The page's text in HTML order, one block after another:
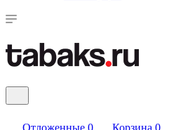
Отложенные 0 Корзина 0